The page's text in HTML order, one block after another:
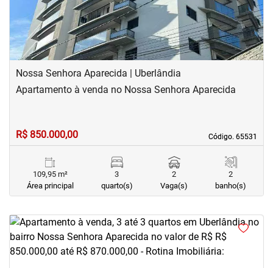
Nossa Senhora Aparecida | Uberlândia
Código. 65531
Código. 65531
Apartamento à venda no Nossa Senhora Aparecida
R$ 850.000,00
109,95 m²
Área principal
3
quarto(s)
2
Vaga(s)
2
banho(s)
<<<<